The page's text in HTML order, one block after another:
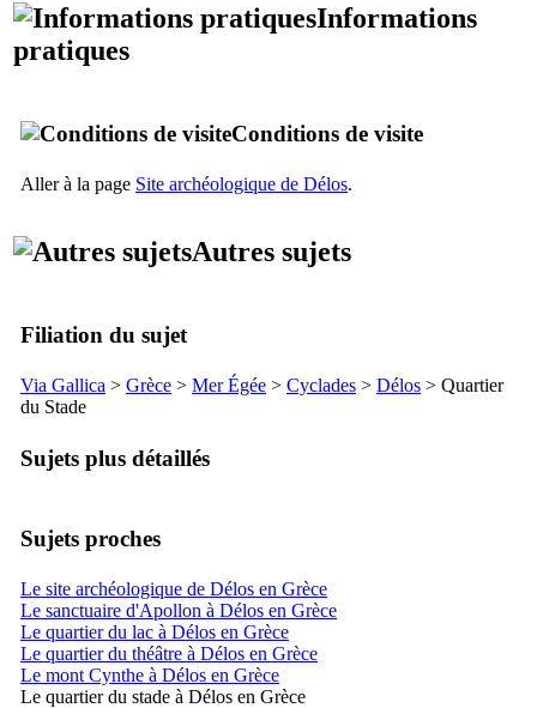
Informations
pratiques
Conditions de visite
Aller à la page Site archéologique de Délos.
Autres sujets
Filiation du sujet
Via Gallica > Grèce > Mer Égée > Cyclades > Délos > Quartier
du Stade
Sujets plus détaillés
Sujets proches
Le site archéologique de Délos en Grèce
Le sanctuaire d'Apollon à Délos en Grèce
Le quartier du lac à Délos en Grèce
Le quartier du théâtre à Délos en Grèce
Le mont Cynthe à Délos en Grèce
Le quartier du stade à Délos en Grèce